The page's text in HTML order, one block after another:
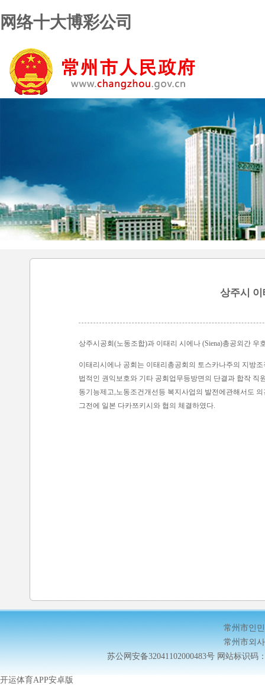
网络十大博彩公司
상주시
상주시공회(노동조합)과 이태리 시에나 (Siena)총공외간 우
이태리시에나 공회는 이태리총공회의 토스카나주의 지방
법적인 권익보호와 기타 공회업무등방면의 단결과 합작
동기능제고,노동조건개선등 복지사업의 발전에관해서도
그전에 일본 다카쯔키시와 협의 체결하였다.
常州市인
常州市외
苏公网安备32041102000483号网站标识码
开运体育APP安卓版